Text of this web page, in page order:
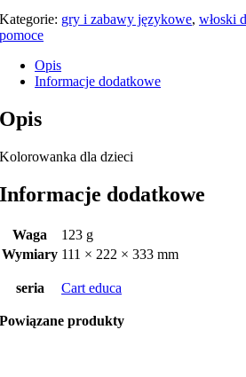
Kategorie: gry i zabawy językowe,włoski
pomoce
Opis
Informacje dodatkowe
Opis
Kolorowanka dla dzieci
Informacje dodatkowe
Waga
123 g
Wymiary 111 × 222 × 333 mm
seria Cart educa
Powiązane produkty